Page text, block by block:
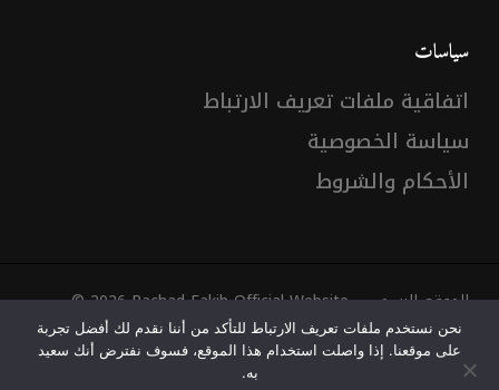
سياسات
اتفاقية ملفات تعريف الارتباط
سياسة الخصوصية
الأحكام والشروط
© 2026 Rachad Fakih Official Website - الموقع الرسمي
Web Design &Web DevelopmentbyCreative 4 All s.a.r.l.
نحن نستخدم ملفات تعريف الارتباط للتأكد من أننا نقدم لك أفضل تجربة
على موقعنا. إذا واصلت استخدام هذا الموقع، فسوف نفترض أنك سعيد
به.